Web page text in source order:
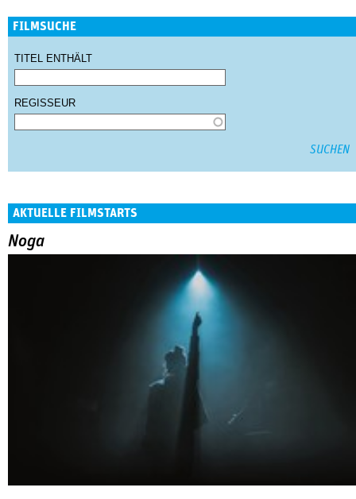
FILMSUCHE
TITEL ENTHÄLT
REGISSEUR
AKTUELLE FILMSTARTS
Noga